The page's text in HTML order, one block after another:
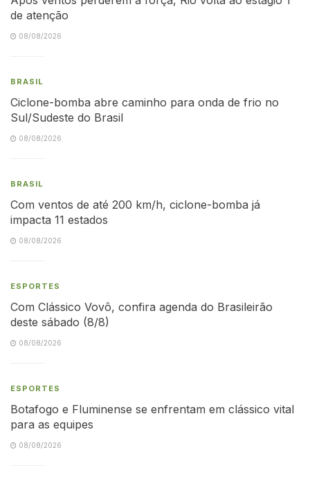
de atenção
08/08/2026
BRASIL
Ciclone-bomba abre caminho para onda de frio no
Sul/Sudeste do Brasil
08/08/2026
BRASIL
Com ventos de até 200 km/h, ciclone-bomba já
impacta 11 estados
08/08/2026
ESPORTES
Com Clássico Vovô, confira agenda do Brasileirão
deste sábado (8/8)
08/08/2026
ESPORTES
Botafogo e Fluminense se enfrentam em clássico vital
para as equipes
08/08/2026